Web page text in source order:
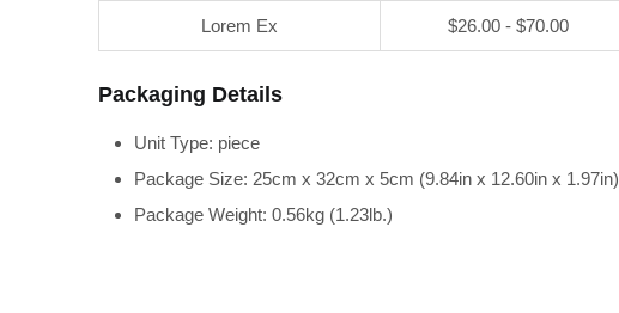
Lorem Ex $26.00 - $70.00
Packaging Details
Unit Type: piece
Package Size: 25cm x 32cm x 5cm (9.84in x 12.60in x 1.97in)
Package Weight: 0.56kg (1.23lb.)